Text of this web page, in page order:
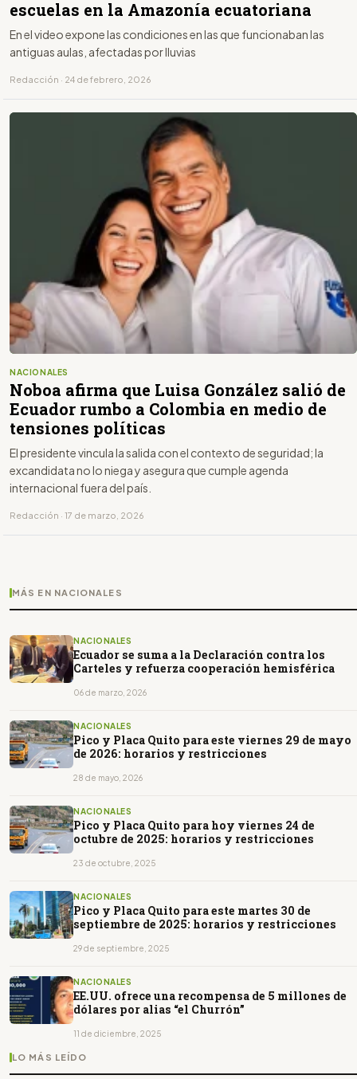
escuelas en la Amazonía ecuatoriana
En el video expone las condiciones en las que funcionaban las
antiguas aulas, afectadas por lluvias
Redacción · 24 de febrero, 2026
NACIONALES
Noboa afirma que Luisa González salió de
Ecuador rumbo a Colombia en medio de
tensiones políticas
El presidente vincula la salida con el contexto de seguridad; la
excandidata no lo niega y asegura que cumple agenda
internacional fuera del país.
Redacción · 17 de marzo, 2026
MÁS EN NACIONALES
NACIONALES
Ecuador se suma a la Declaración contra los
Carteles y refuerza cooperación hemisférica
06 de marzo, 2026
NACIONALES
Pico y Placa Quito para este viernes 29 de mayo
de 2026: horarios y restricciones
28 de mayo, 2026
NACIONALES
Pico y Placa Quito para hoy viernes 24 de
octubre de 2025: horarios y restricciones
23 de octubre, 2025
NACIONALES
Pico y Placa Quito para este martes 30 de
septiembre de 2025: horarios y restricciones
29 de septiembre, 2025
NACIONALES
EE.UU. ofrece una recompensa de 5 millones de
dólares por alias “el Churrón”
11 de diciembre, 2025
LO MÁS LEÍDO